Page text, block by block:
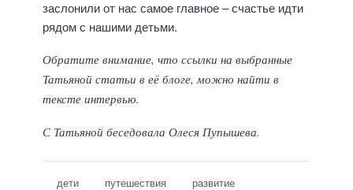
заслонили от нас самое главное – счастье идти
рядом с нашими детьми.
Обратите внимание, что ссылки на выбранные
Татьяной статьи в её блоге, можно найти в
тексте интервью.
С Татьяной беседовала Олеся Пупышева.
дети путешествия
развитие